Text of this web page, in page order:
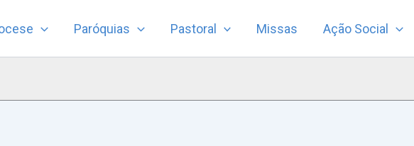
Paróquias Pastoral Missas Ação Social